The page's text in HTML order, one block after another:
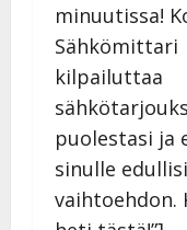
minuutissa!
Sähkömittari
kilpailuttaa
puolestasi ja
sinulle
vaihtoehdon.